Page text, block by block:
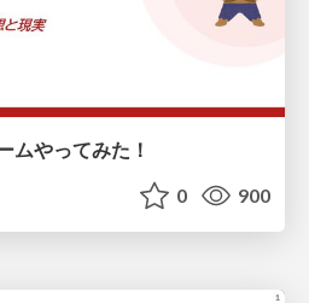
ムやってみた！
0 900